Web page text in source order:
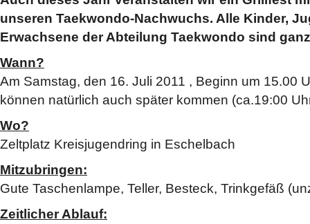
unseren Taekwondo-Nachwuchs. Alle Kinder,
Erwachsene der Abteilung Taekwondo sind
Wann?
Am Samstag, den 16. Juli 2011 , Beginn um 15.00
können natürlich auch später kommen (ca.19:00
Wo?
Zeltplatz Kreisjugendring in Eschelbach
Mitzubringen:
Gute Taschenlampe, Teller, Besteck, Trinkgefäß
Zeitlicher Ablauf: